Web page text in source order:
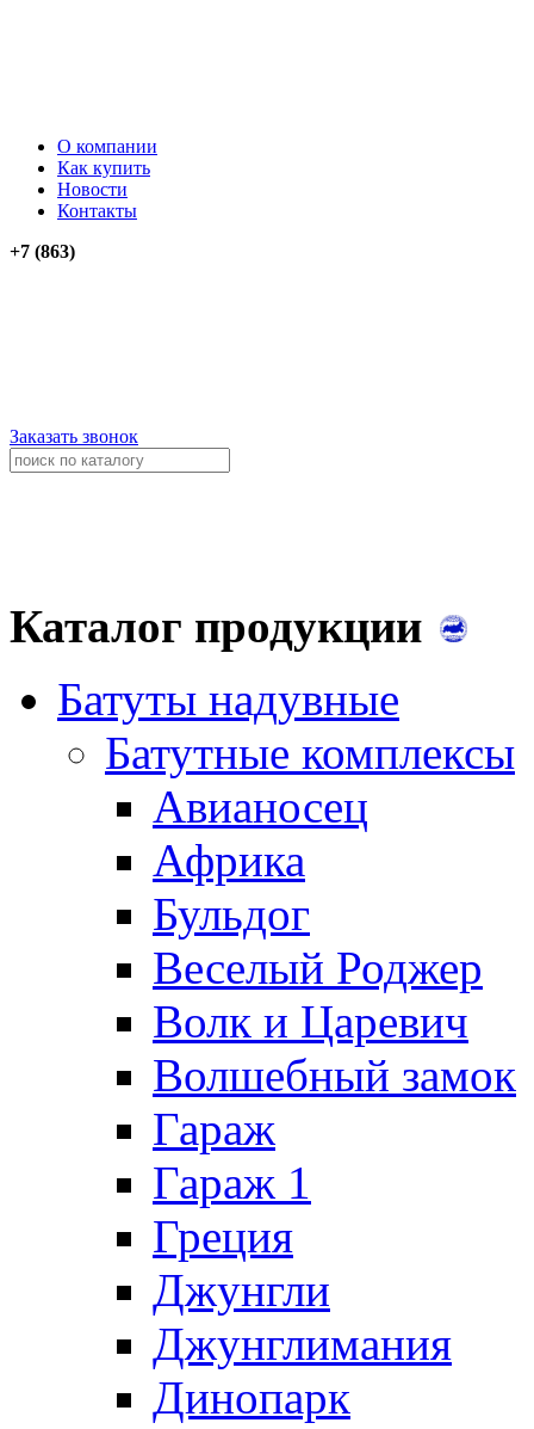
О компании
Как купить
Новости
Контакты
+7 (863)
Заказать звонок
Каталог продукции
Батуты надувные
Батутные комплексы
Авианосец
Африка
Бульдог
Веселый Роджер
Волк и Царевич
Волшебный замок
Гараж
Гараж 1
Греция
Джунгли
Джунглимания
Динопарк